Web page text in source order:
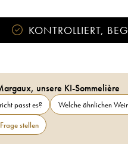
KONTROLLIERT,
unsere KI-Sommelière
passt es? Welche ähnlichen
stellen